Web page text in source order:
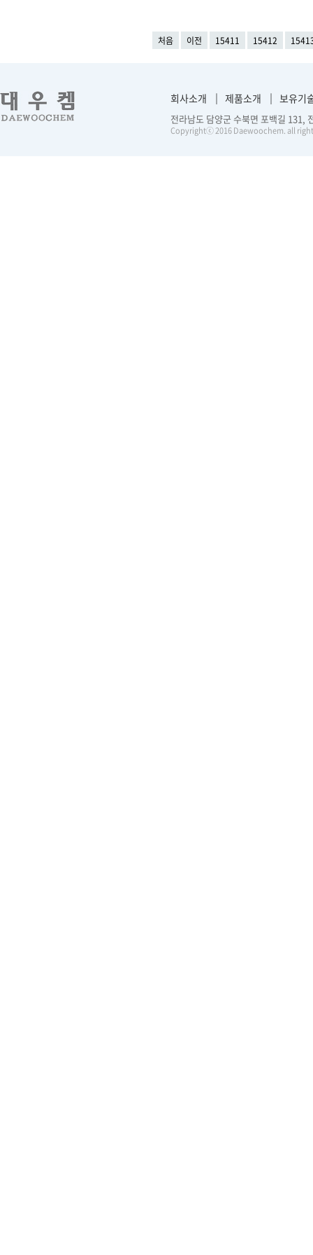
처음 이전 15411 15412
회사소개 제품소개 보유기
전라남도 담양군 수북면 포백길
Copyrightⓒ 2016 Daewoochem. all